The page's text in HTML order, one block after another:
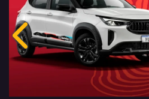
Anterior